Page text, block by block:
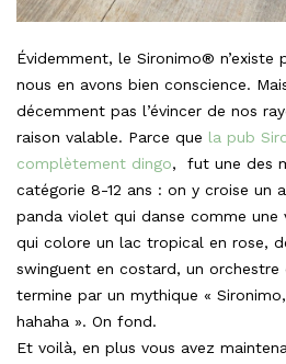
Évidemment, le Sironimo® n’existe
nous en avons bien conscience.
décemment pas l’évincer de nos
raison valable. Parce que la pub
complètement dingo, fut une des
catégorie 8-12 ans : on y croise un
panda violet qui danse comme une
qui colore un lac tropical en rose,
swinguent en costard, un
termine par un mythique « Sironimo,
hahaha ». On fond.
Et voilà, en plus vous avez